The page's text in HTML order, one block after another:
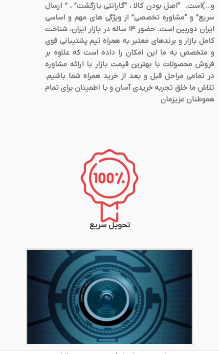
و…)است. “اصل بودن کالا ، “گارانتی بازگشت” ، ” ارسال
سریع” و “مشاوره تخصصی” از ویژگی های مهم و اساسی
ایران دوربین است. حضور 14 ساله در بازار ایران، شناخت
کامل بازار و برندهای معتبر به همراه تیم پشتیبانی قوی
و متخصص به ما این امکان را داده است که علاوه بر
فروش محصولات با بهترین قیمت بازار با ارائه مشاوره
در تمامی مراحل قبل و بعد از خرید همراه شما باشیم.
تلاش ما خلق تجربه خریدی آسان و با اطمینان برای تمام
هموطنان عزیزمان
تحویل سریع